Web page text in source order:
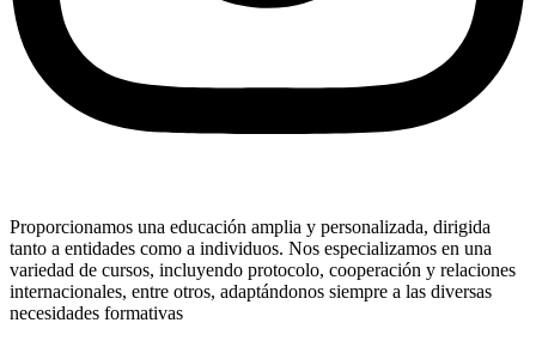
Proporcionamos una educación amplia y personalizada, dirigida
tanto a entidades como a individuos. Nos especializamos en una
variedad de cursos, incluyendo protocolo, cooperación y relaciones
internacionales, entre otros, adaptándonos siempre a las diversas
necesidades formativas